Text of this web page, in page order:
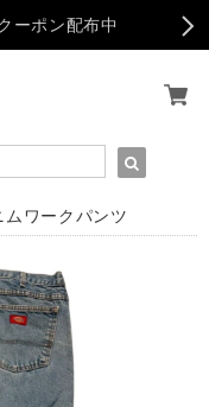
ーポン配布中
ワークパンツ